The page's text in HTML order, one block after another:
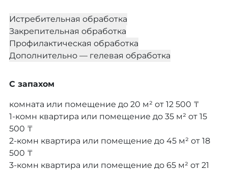
Истребительная обработка
Закрепительная обработка
Профилактическая обработка
Дополнительно — гелевая обработка
С запахом
комната или помещение до 20 м² от 12 500 ₸
1-комн квартира или помещение до 35 м² от 15
500 ₸
2-комн квартира или помещение до 45 м² от 18
500 ₸
3-комн квартира или помещение до 65 м² от 21